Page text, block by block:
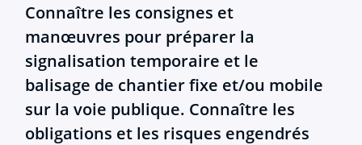
Connaître les consignes et
manœuvres pour préparer la
signalisation temporaire et le
balisage de chantier fixe et/ou mobile
sur la voie publique. Connaître les
obligations et les risques engendrés